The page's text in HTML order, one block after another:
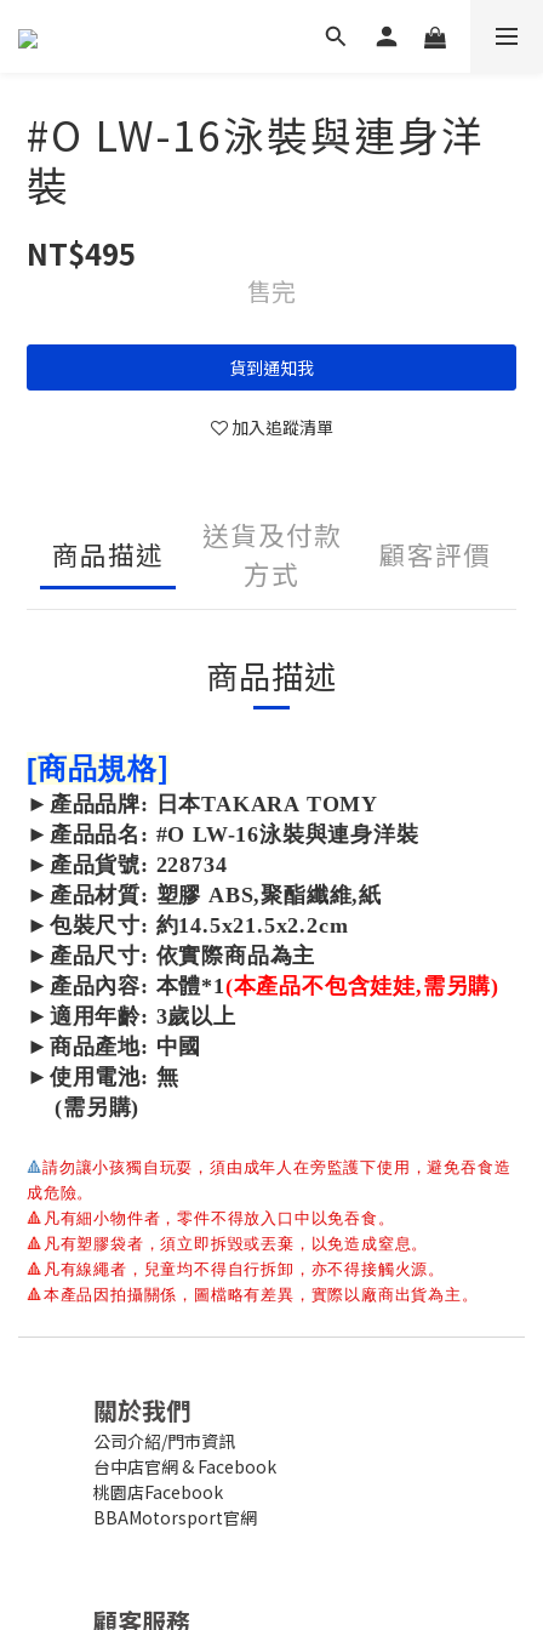
#O LW-16泳裝與連身洋
裝
NT$495
售完
貨到通知我
加入追蹤清單
商品描述
送貨及付款
方式
顧客評價
商品描述
[商品規格]
► 產品品牌: 日本TAKARA TOMY
► 產品品名: #O LW-16泳裝與連身洋裝
► 產品貨號: 228734
► 產品材質: 塑膠 ABS,聚酯纖維,紙
►包裝尺寸: 約14.5x21.5x2.2cm
►產品尺寸: 依實際商品為主
►產品內容: 本體*1(本產品不包含娃娃,需另購)
► 適用年齡: 3歲以上
► 商品產地: 中國
►使用電池: 無
(需另購)
🔺請勿讓小孩獨自玩耍，須由成年人在旁監護下使用，避免吞食造
成危險。
🔺 凡有細小物件者，零件不得放入口中以免吞食。
🔺 凡有塑膠袋者，須立即拆毀或丟棄，以免造成窒息。
🔺 凡有線繩者，兒童均不得自行拆卸，亦不得接觸火源。
🔺本產品因拍攝關係，圖檔略有差異，實際以廠商出貨為主。
關於我們
公司介紹/門市資訊
台中店官網& Facebook
桃園店Facebook
BBAMotorsport官網
顧客服務